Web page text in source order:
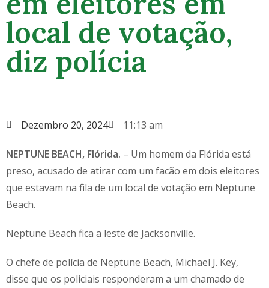
local de votação,
diz polícia
Dezembro 20, 2024 11:13 am
NEPTUNE BEACH, Flórida. – Um homem da Flórida está
preso, acusado de atirar com um facão em dois eleitores
que estavam na fila de um local de votação em Neptune
Beach.
Neptune Beach fica a leste de Jacksonville.
O chefe de polícia de Neptune Beach, Michael J. Key,
disse que os policiais responderam a um chamado de